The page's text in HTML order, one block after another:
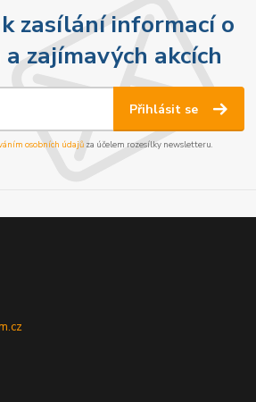
zasílání informací o
zajímavých akcích
Přihlásit se
osobních údajůza účelem rozesílky newsletteru.